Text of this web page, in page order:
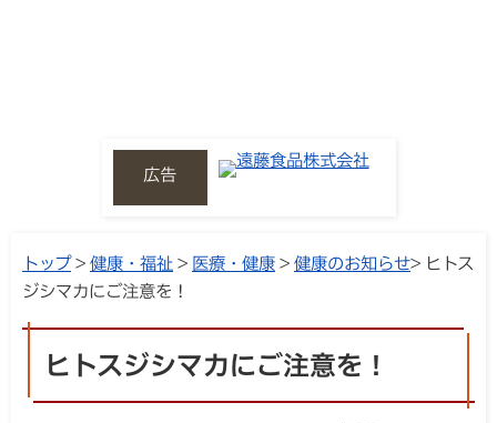
広告
トップ> 健康・福祉 > 医療・健康 > 健康のお知らせ> ヒトス
ジシマカにご注意を！
ヒトスジシマカにご注意を！